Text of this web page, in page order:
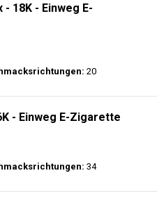
- 18K - Einweg E-
20
- Einweg E-Zigarette
34